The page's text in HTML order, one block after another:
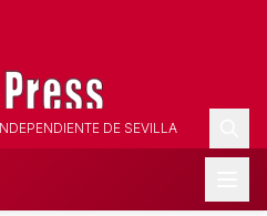
DE SEVILLA